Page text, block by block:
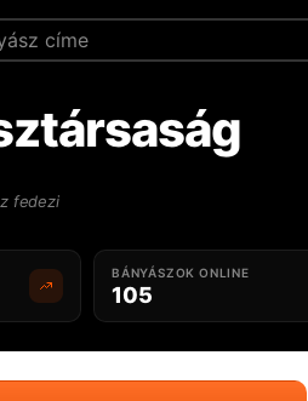
fedezi
BÁNYÁSZOK ONLINE
105